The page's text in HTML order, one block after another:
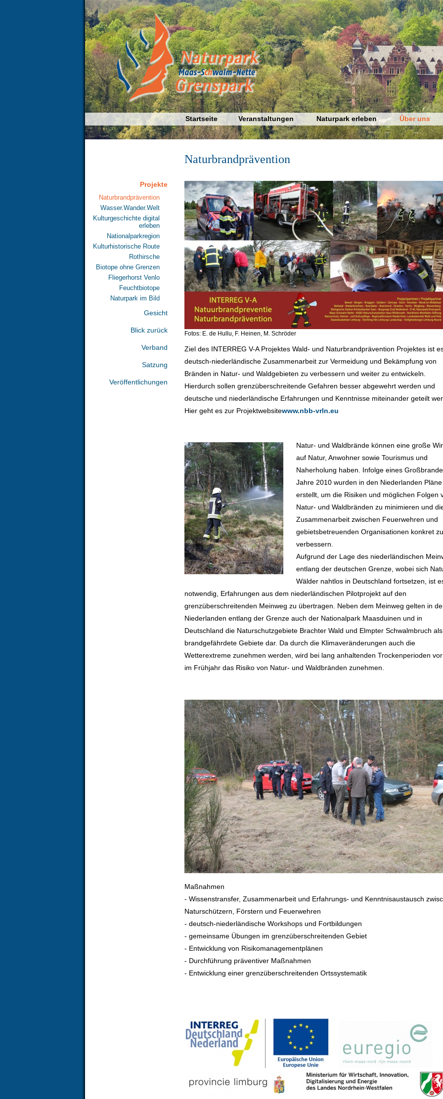
Projekte
Naturbrandprävention
Wasser.Wander.Welt
Kulturgeschichte digital
erleben
Nationalparkregion
Kulturhistorische Route
Rothirsche
Biotope ohne Grenzen
Fliegerhorst Venlo
Feuchtbiotope
Naturpark im Bild
Gesicht
Blick zurück
Verband
Satzung
Veröffentlichungen
Startseite Veranstaltungen Naturpark erleben Über uns
Naturbrandprävention
Fotos: E. de Hullu, F. Heinen, M. Schröder
Ziel des INTERREG V-A Projektes Wald- und Naturbrandprävention Projektes ist
deutsch-niederländische Zusammenarbeit zur Vermeidung und Bekämpfung von
Bränden in Natur- und Waldgebieten zu verbessern und weiter zu entwickeln.
Hierdurch sollen grenzüberschreitende Gefahren besser abgewehrt werden und
deutsche und niederländische Erfahrungen und Kenntnisse miteinander geteilt
Hier geht es zur Projektwebsitewww.nbb-vrln.eu
Natur- und Waldbrände können eine große
auf Natur, Anwohner sowie Tourismus und
Naherholung haben. Infolge eines
Jahre 2010 wurden in den Niederlanden Pläne
erstellt, um die Risiken und möglichen Folgen
Natur- und Waldbränden zu minimieren und
Zusammenarbeit zwischen Feuerwehren und
gebietsbetreuenden Organisationen konkret zu
verbessern.
Aufgrund der Lage des niederländischen
entlang der deutschen Grenze, wobei sich
Wälder nahtlos in Deutschland fortsetzen, ist
notwendig, Erfahrungen aus dem niederländischen Pilotprojekt auf den
grenzüberschreitenden Meinweg zu übertragen. Neben dem Meinweg gelten in
Niederlanden entlang der Grenze auch der Nationalpark Maasduinen und in
Deutschland die Naturschutzgebiete Brachter Wald und Elmpter Schwalmbruch als
brandgefährdete Gebiete dar. Da durch die Klimaveränderungen auch die
Wetterextreme zunehmen werden, wird bei lang anhaltenden Trockenperioden
im Frühjahr das Risiko von Natur- und Waldbränden zunehmen.
Maßnahmen
- Wissenstransfer, Zusammenarbeit und Erfahrungs- und Kenntnisaustausch
Naturschützern, Förstern und Feuerwehren
- deutsch-niederländische Workshops und Fortbildungen
- gemeinsame Übungen im grenzüberschreitenden Gebiet
- Entwicklung von Risikomanagementplänen
- Durchführung präventiver Maßnahmen
- Entwicklung einer grenzüberschreitenden Ortssystematik